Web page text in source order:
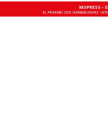
MSPRESS -
EL PRIMERO CON HERRAMIENTAS